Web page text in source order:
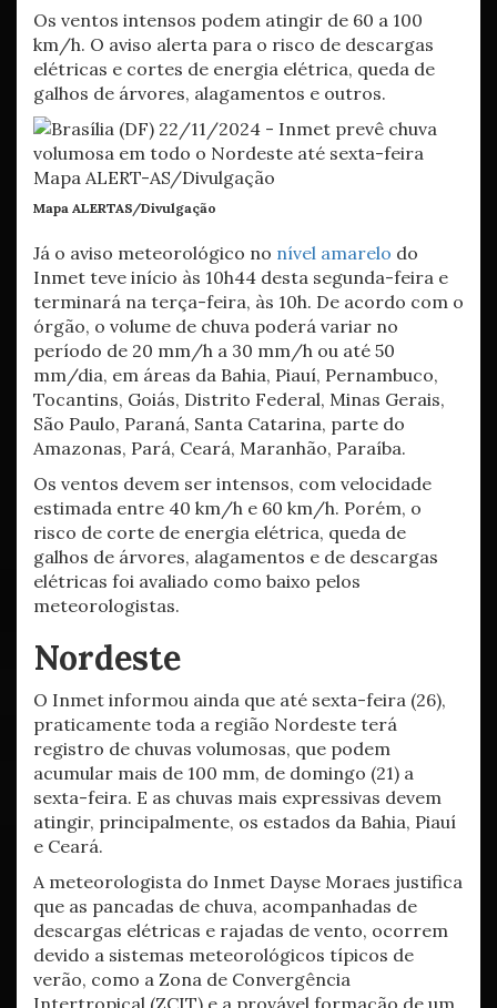
Os ventos intensos podem atingir de 60 a 100
km/h. O aviso alerta para o risco de descargas
elétricas e cortes de energia elétrica, queda de
galhos de árvores, alagamentos e outros.
Mapa ALERTAS/Divulgação
Já o aviso meteorológico no nível amarelo do
Inmet teve início às 10h44 desta segunda-feira e
terminará na terça-feira, às 10h. De acordo com o
órgão, o volume de chuva poderá variar no
período de 20 mm/h a 30 mm/h ou até 50
mm/dia, em áreas da Bahia, Piauí, Pernambuco,
Tocantins, Goiás, Distrito Federal, Minas Gerais,
São Paulo, Paraná, Santa Catarina, parte do
Amazonas, Pará, Ceará, Maranhão, Paraíba.
Os ventos devem ser intensos, com velocidade
estimada entre 40 km/h e 60 km/h. Porém, o
risco de corte de energia elétrica, queda de
galhos de árvores, alagamentos e de descargas
elétricas foi avaliado como baixo pelos
meteorologistas.
Nordeste
O Inmet informou ainda que até sexta-feira (26),
praticamente toda a região Nordeste terá
registro de chuvas volumosas, que podem
acumular mais de 100 mm, de domingo (21) a
sexta-feira. E as chuvas mais expressivas devem
atingir, principalmente, os estados da Bahia, Piauí
e Ceará.
A meteorologista do Inmet Dayse Moraes justifica
que as pancadas de chuva, acompanhadas de
descargas elétricas e rajadas de vento, ocorrem
devido a sistemas meteorológicos típicos de
verão, como a Zona de Convergência
Intertropical (ZCIT) e a provável formação de um